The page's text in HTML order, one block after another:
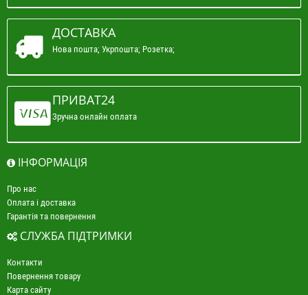
ДОСТАВКА
Нова пошта; Укрпошта; Розетка;
ПРИВАТ24
Зручна онлайн оплата
ІНФОРМАЦІЯ
Про нас
Оплата і доставка
Гарантія та повернення
СЛУЖБА ПІДТРИМКИ
Контакти
Повернення товару
Карта сайту